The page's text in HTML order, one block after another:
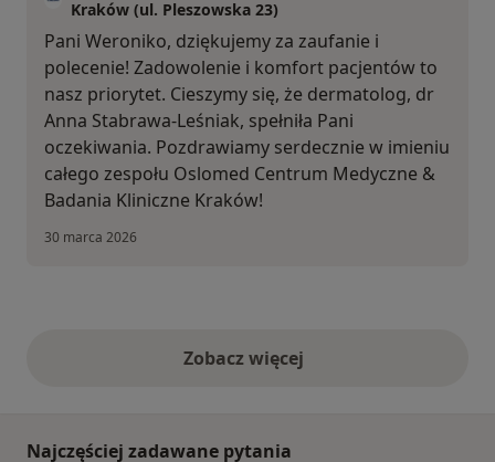
Kraków (ul. Pleszowska 23)
Pani Weroniko, dziękujemy za zaufanie i
polecenie! Zadowolenie i komfort pacjentów to
nasz priorytet. Cieszymy się, że dermatolog, dr
Anna Stabrawa-Leśniak, spełniła Pani
oczekiwania. Pozdrawiamy serdecznie w imieniu
całego zespołu Oslomed Centrum Medyczne &
Badania Kliniczne Kraków!
30 marca 2026
Zobacz więcejopinie powyżej
Najczęściej zadawane pytania